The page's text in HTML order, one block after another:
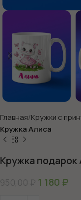
Главная Кружки с
Кружка Алиса
Кружка подарок
950,00₽ 1 180 ₽